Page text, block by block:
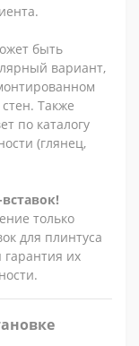
быть
вариант,
Также
по каталогу
(глянец,
только
для плинтуса
их